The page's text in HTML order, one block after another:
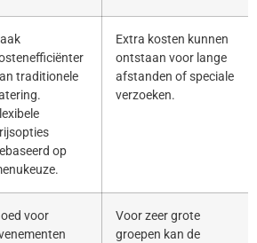
traditionele
op
Extra kosten kunnen
ontstaan voor lange
afstanden of speciale
verzoeken.
voor
Voor zeer grote
groepen kan de